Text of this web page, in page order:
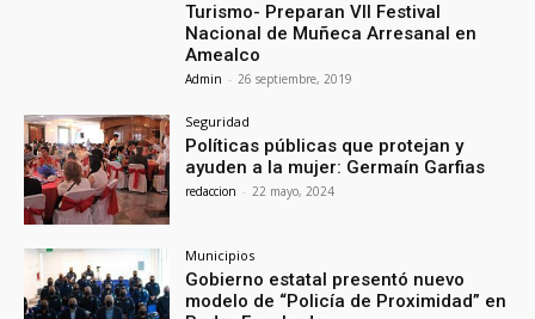
Turismo- Preparan VII Festival
Nacional de Muñeca Arresanal en
Amealco
Admin - 26 septiembre, 2019
Seguridad
Políticas públicas que protejan y
ayuden a la mujer: Germaín Garfias
redaccion - 22 mayo, 2024
Municipios
Gobierno estatal presentó nuevo
modelo de “Policía de Proximidad” en